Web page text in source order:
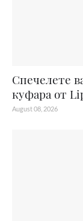
Спечелете
куфара от
August 08, 2026